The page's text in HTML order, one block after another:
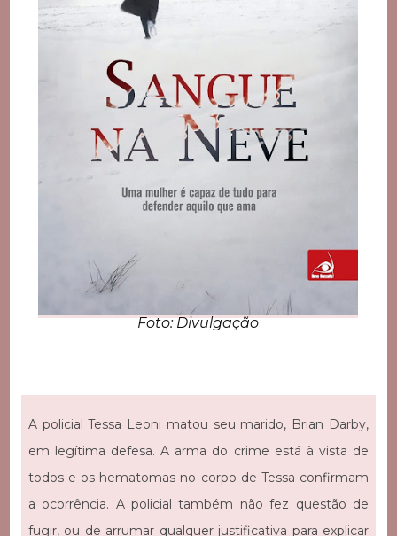
Foto: Divulgação
A policial Tessa Leoni matou seu marido, Brian Darby,
em legítima defesa. A arma do crime está à vista de
todos e os hematomas no corpo de Tessa confirmam
a ocorrência. A policial também não fez questão de
fugir, ou de arrumar qualquer justificativa para explicar